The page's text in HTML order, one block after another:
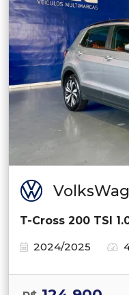
T-Cross 200 TSI
2024/2025